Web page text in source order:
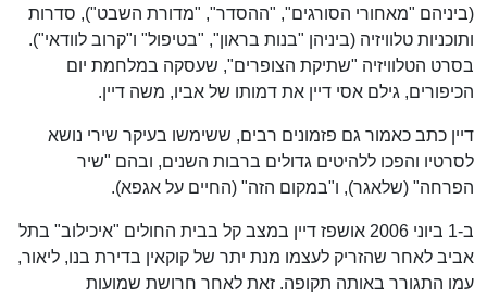
(ביניהם "מאחורי הסורגים", "ההסדר", "מדורת השבט"), סדרות
ותוכניות טלוויזיה (ביניהן "בנות בראון", "בטיפול" ו"קרוב לוודאי").
בסרט הטלוויזיה "שתיקת הצופרים", שעסקה במלחמת יום
הכיפורים, גילם אסי דיין את דמותו של אביו, משה דיין.
דיין כתב כאמור גם פזמונים רבים, ששימשו בעיקר שירי נושא
לסרטיו והפכו ללהיטים גדולים ברבות השנים, ובהם "שיר
הפרחה" (שלאגר), ו"במקום הזה" (החיים על אגפא).
ב-1 ביוני 2006 אושפז דיין במצב קל בבית החולים "איכילוב" בתל
אביב לאחר שהזריק לעצמו מנת יתר של קוקאין בדירת בנו, ליאור,
עמו התגורר באותה תקופה. זאת לאחר חרושת שמועות